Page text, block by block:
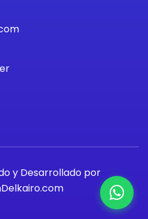
y Desarrollado por